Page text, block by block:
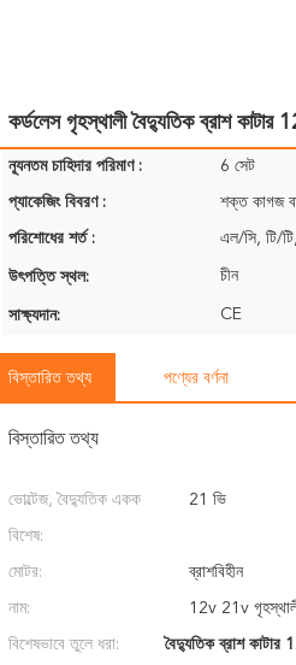
কর্ডলেস গৃহস্থালী বৈদ্যুতিক ব্রাশ কাটার
ন্যূনতম চাহিদার পরিমাণ : 6 সেট
প্যাকেজিং বিবরণ : শক্ত কাগজ বা
পরিশোধের শর্ত : এল/সি, টি/
উৎপত্তি স্থল: চীন
সাক্ষ্যদান: CE
বিস্তারিত তথ্য পণ্যের বর্ণনা
বিস্তারিত তথ্য
ভোল্টেজ, বৈদ্যুতিক একক
বিশেষ:
21 ভি
মোটর: ব্রাশবিহীন
নাম: 12v 21v
বিশেষভাবে তুলে ধরা: বৈদ্যুতিক ব্রাশ